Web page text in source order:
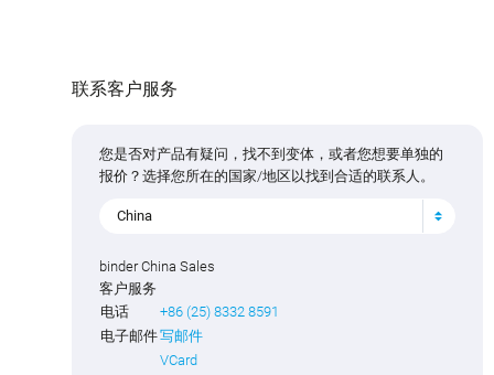
联系客户服务
您是否对产品有疑问，找不到变体，或者您想要单独的
报价？选择您所在的国家/地区以找到合适的联系人。
China
binder China Sales
客户服务
电话
+86 (25) 8332 8591
电子邮件写邮件
VCard